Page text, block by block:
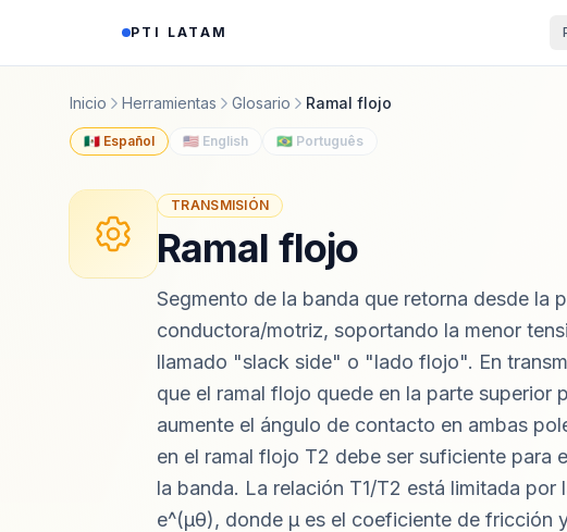
PTI LATAM
Inicio Herramientas Glosario Ramal flojo
🇲🇽 Español 🇺🇸 English 🇧🇷 Português
TRANSMISIÓN
Ramal flojo
Segmento de la banda que retorna desde la
conductora/motriz, soportando la menor
llamado "slack side" o "lado flojo". En
que el ramal flojo quede en la parte superior
aumente el ángulo de contacto en ambas
en el ramal flojo T2 debe ser suficiente para
la banda. La relación T1/T2 está limitada por
e^(μθ), donde μ es el coeficiente de fricción